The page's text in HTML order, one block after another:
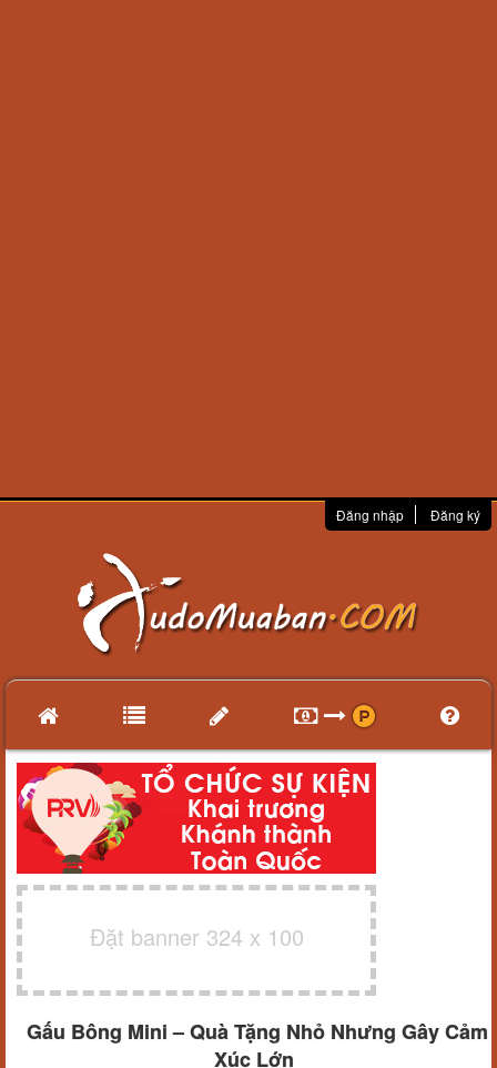
Đăng nhập Đăng ký
Đặt banner 324 x 100
Gấu Bông Mini – Quà Tặng Nhỏ Nhưng Gây Cảm
Xúc Lớn